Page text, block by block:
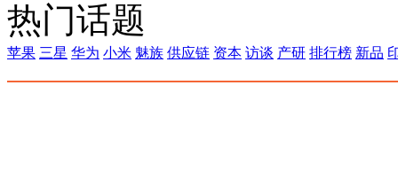
热门话题
苹果 三星 华为 小米 魅族 供应链 资本 访谈 产研 排行榜 新品